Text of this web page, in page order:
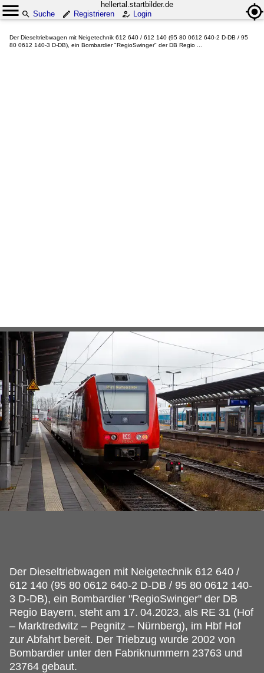
hellertal.startbilder.de
Suche
Registrieren Login
Der Dieseltriebwagen mit Neigetechnik 612 640 / 612 140 (95 80 0612 640-2 D-DB / 95
80 0612 140-3 D-DB), ein Bombardier "RegioSwinger" der DB Regio ...
Der Dieseltriebwagen mit Neigetechnik 612 640 /
612 140 (95 80 0612 640-2 D-DB / 95 80 0612 140-
3 D-DB), ein Bombardier "RegioSwinger" der DB
Regio Bayern, steht am 17. 04.2023, als RE 31 (Hof
– Marktredwitz – Pegnitz – Nürnberg), im Hbf Hof
zur Abfahrt bereit. Der Triebzug wurde 2002 von
Bombardier unter den Fabriknummern 23763 und
23764 gebaut.